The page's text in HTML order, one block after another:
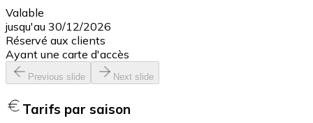
Valable
jusqu'au 30/12/2026
Réservé aux clients
Ayant une carte d'accès
Previous slide Next slide
Tarifs par saison